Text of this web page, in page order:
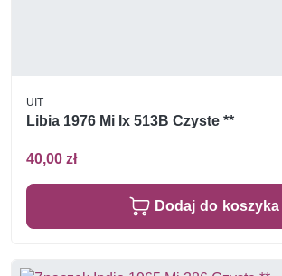
UIT
Libia 1976 Mi lx 513B Czyste **
40,00 zł
Dodaj do koszyka